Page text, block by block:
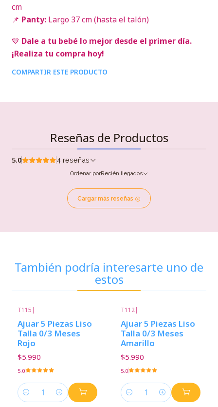
cm
📌 Panty: Largo 37 cm (hasta el talón)
💙 Dale a tu bebé lo mejor desde el primer día.
¡Realiza tu compra hoy!
COMPARTIR ESTE PRODUCTO
Reseñas de Productos
5.0 4 reseñas
Ordenar porRecién llegados
Cargar más reseñas
También podría interesarte uno de
estos
T115 |
Ajuar 5 Piezas Liso
Talla 0/3 Meses
Rojo
$5.990
5.0
Cantidad
T112|
Ajuar 5 Piezas Liso
Talla 0/3 Meses
Amarillo
$5.990
5.0
Cantidad